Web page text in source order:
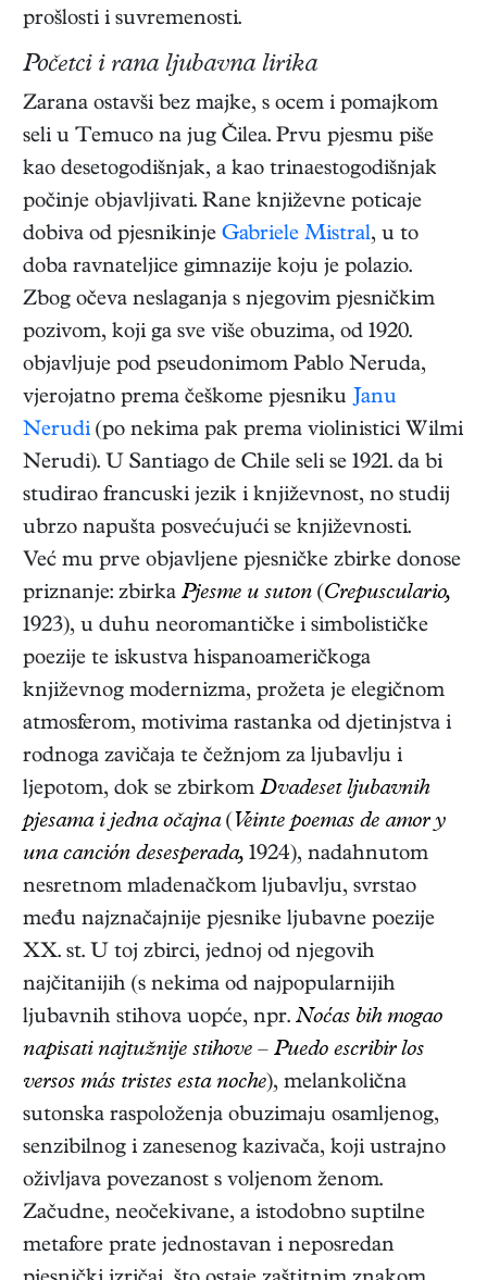
prošlosti i suvremenosti.
Početci i rana ljubavna lirika
Zarana ostavši bez majke, s ocem i pomajkom
seli u Temuco na jug Čilea. Prvu pjesmu piše
kao desetogodišnjak, a kao trinaestogodišnjak
počinje objavljivati. Rane književne poticaje
dobiva od pjesnikinje Gabriele Mistral, u to
doba ravnateljice gimnazije koju je polazio.
Zbog očeva neslaganja s njegovim pjesničkim
pozivom, koji ga sve više obuzima, od 1920.
objavljuje pod pseudonimom Pablo Neruda,
vjerojatno prema češkome pjesniku Janu
Nerudi (po nekima pak prema violinistici Wilmi
Nerudi). U Santiago de Chile seli se 1921. da bi
studirao francuski jezik i književnost, no studij
ubrzo napušta posvećujući se književnosti.
Već mu prve objavljene pjesničke zbirke donose
priznanje: zbirka Pjesme u suton (Crepusculario,
1923), u duhu neoromantičke i simbolističke
poezije te iskustva hispanoameričkoga
književnog modernizma, prožeta je elegičnom
atmosferom, motivima rastanka od djetinjstva i
rodnoga zavičaja te čežnjom za ljubavlju i
ljepotom, dok se zbirkom Dvadeset ljubavnih
pjesama i jedna očajna( Veinte poemas de amor y
una canción desesperada, 1924), nadahnutom
nesretnom mladenačkom ljubavlju, svrstao
među najznačajnije pjesnike ljubavne poezije
XX. st. U toj zbirci, jednoj od njegovih
najčitanijih (s nekima od najpopularnijih
ljubavnih stihova uopće, npr. Noćas bih mogao
napisati najtužnije stihove – Puedo escribir los
versos más tristes esta noche), melankolična
sutonska raspoloženja obuzimaju osamljenog,
senzibilnog i zanesenog kazivača, koji ustrajno
oživljava povezanost s voljenom ženom.
Začudne, neočekivane, a istodobno suptilne
metafore prate jednostavan i neposredan